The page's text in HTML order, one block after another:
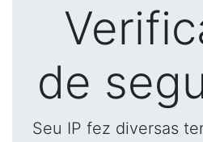
de
Seu IP fez diversas